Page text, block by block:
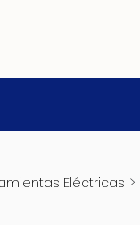
Eléctricas >